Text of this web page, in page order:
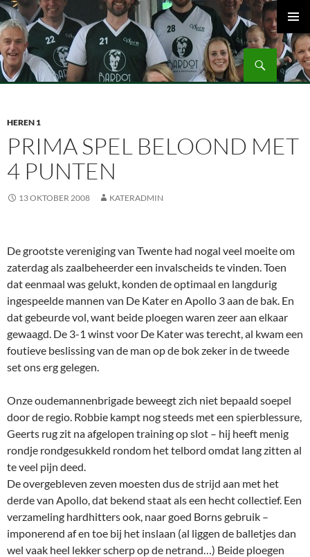
Ga
naar
de
inhoud
Volleybalvereniging Vips Bardot
Zoeken
MENU
HEREN 1
PRIMA SPEL BELOOND MET
4 PUNTEN
13 OKTOBER 2008 KATERADMIN
De grootste vereniging van Twente had nogal veel moeite om
zaterdag als zaalbeheerder een invalscheids te vinden. Toen
dat eenmaal was gelukt, konden de optimaal en langdurig
ingespeelde mannen van De Kater en Apollo 3 aan de bak. En
dat gebeurde vol, want beide ploegen waren zeer aan elkaar
gewaagd. De 3-1 winst voor De Kater was terecht, al kwam een
foutieve beslissing van de man op de bok zeker in de tweede
set ons erg gelegen.
Onze oudemannenbrigade beweegt zich niet bepaald soepel
door de regio. Robbie kampt nog steeds met een spierblessure,
Geerts rug zit na afgelopen training op slot – hij heeft menig
rondje rondgesukkeld rondom het telbord omdat lang zitten al
te veel pijn deed.
De overgebleven zeven moesten dus de strijd aan met het
derde van Apollo, dat bekend staat als een hecht collectief. Een
verzameling hardhitters ook, naar goed Borns gebruik –
imponerend af en toe bij het inslaan (al liggen de balletjes dan
wel vaak heel lekker scherp op de netrand…) Beide ploegen